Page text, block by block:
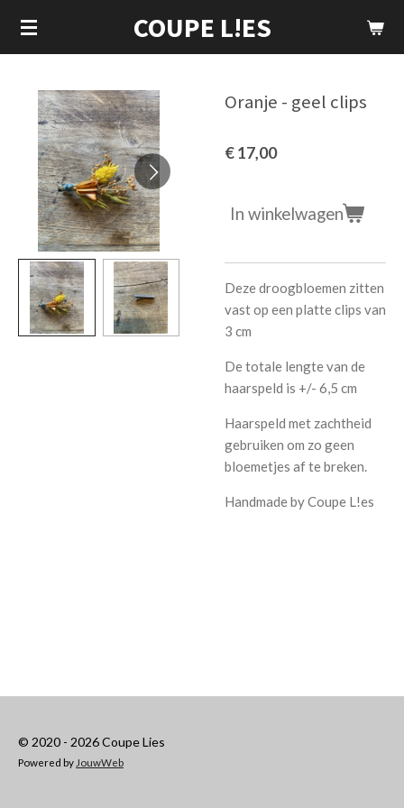
Ga
direct
hoofdinhoud
COUPE L!ES
Oranje - geel clips
€ 17,00
In winkelwagen
Deze droogbloemen zitten
vast op een platte clips van
3 cm
De totale lengte van de
haarspeld is +/- 6,5 cm
Haarspeld met zachtheid
gebruiken om zo geen
bloemetjes af te breken.
Handmade by Coupe L!es
© 2020 - 2026 Coupe Lies
Powered by JouwWeb